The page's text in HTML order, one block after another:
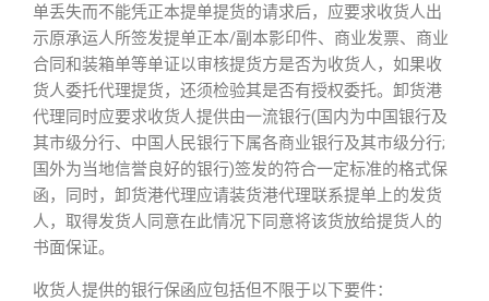
单丢失而不能凭正本提单提货的请求后，应要求收货人出
示原承运人所签发提单正本/副本影印件、商业发票、商业
合同和装箱单等单证以审核提货方是否为收货人，如果收
货人委托代理提货，还须检验其是否有授权委托。卸货港
代理同时应要求收货人提供由一流银行(国内为中国银行及
其市级分行、中国人民银行下属各商业银行及其市级分行;
国外为当地信誉良好的银行)签发的符合一定标准的格式保
函，同时，卸货港代理应请装货港代理联系提单上的发货
人，取得发货人同意在此情况下同意将该货放给提货人的
书面保证。
收货人提供的银行保函应包括但不限于以下要件：